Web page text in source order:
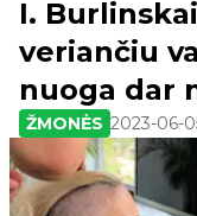
I.
veriančiu
nuoga dar
ŽMONĖS 2023-06-